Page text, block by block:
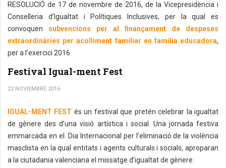
RESOLUCIÓ de 17 de novembre de 2016, de la Vicepresidència i
Conselleria d’Igualtat i Polítiques Inclusives, per la qual es
convoquen subvencions per al finançament de despeses
extraordinàries per acolliment familiar en família educadora,
per a l’exercici 2016.
Festival Igual-ment Fest
22 NOVIEMBRE 2016
IGUAL-MENT FEST és un festival que pretén celebrar la igualtat
de gènere des d’una visió artística i social. Una jornada festiva
emmarcada en el Dia Internacional per l’eliminació de la violència
masclista en la qual entitats i agents culturals i socials, aproparan
a la ciutadania valenciana el missatge d’igualtat de gènere.